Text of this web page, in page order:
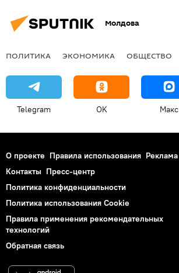
Молдова
ПОЛИТИКА ЭКОНОМИКА ОБЩЕСТВО
Telegram OK Макс
О проекте Правила использования Реклама
Контакты Пресс-центр
Политика конфиденциальности
Политика использования Cookie
Правила применения рекомендательных
технологий
Обратная связь